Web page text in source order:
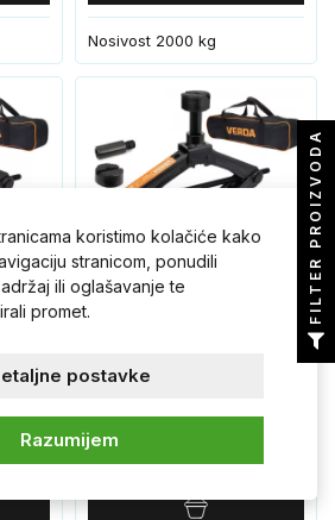
Nosivost 2000 kg
2T s teleskopskim
ključem i futrolom
33,50 €
koristimo kolačiće kako
stranicom, ponudili
ili oglašavanje te
promet.
Razumijem
postavke
FILTER PROIZVODA